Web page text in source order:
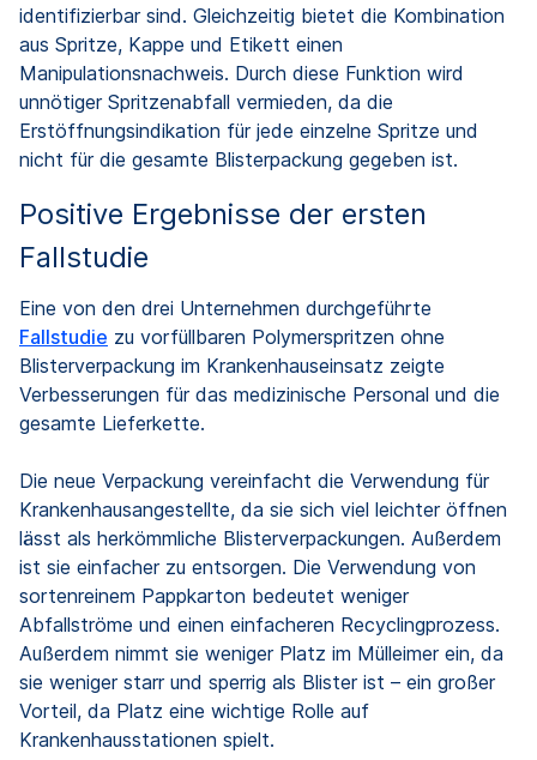
identifizierbar sind. Gleichzeitig bietet die Kombination
aus Spritze, Kappe und Etikett einen
Manipulationsnachweis. Durch diese Funktion wird
unnötiger Spritzenabfall vermieden, da die
Erstöffnungsindikation für jede einzelne Spritze und
nicht für die gesamte Blisterpackung gegeben ist.
Positive Ergebnisse der ersten
Fallstudie
Eine von den drei Unternehmen durchgeführte
Fallstudie zu vorfüllbaren Polymerspritzen ohne
Blisterverpackung im Krankenhauseinsatz zeigte
Verbesserungen für das medizinische Personal und die
gesamte Lieferkette.
Die neue Verpackung vereinfacht die Verwendung für
Krankenhausangestellte, da sie sich viel leichter öffnen
lässt als herkömmliche Blisterverpackungen. Außerdem
ist sie einfacher zu entsorgen. Die Verwendung von
sortenreinem Pappkarton bedeutet weniger
Abfallströme und einen einfacheren Recyclingprozess.
Außerdem nimmt sie weniger Platz im Mülleimer ein, da
sie weniger starr und sperrig als Blister ist – ein großer
Vorteil, da Platz eine wichtige Rolle auf
Krankenhausstationen spielt.